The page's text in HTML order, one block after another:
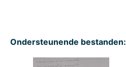
Ondersteunende bestanden: